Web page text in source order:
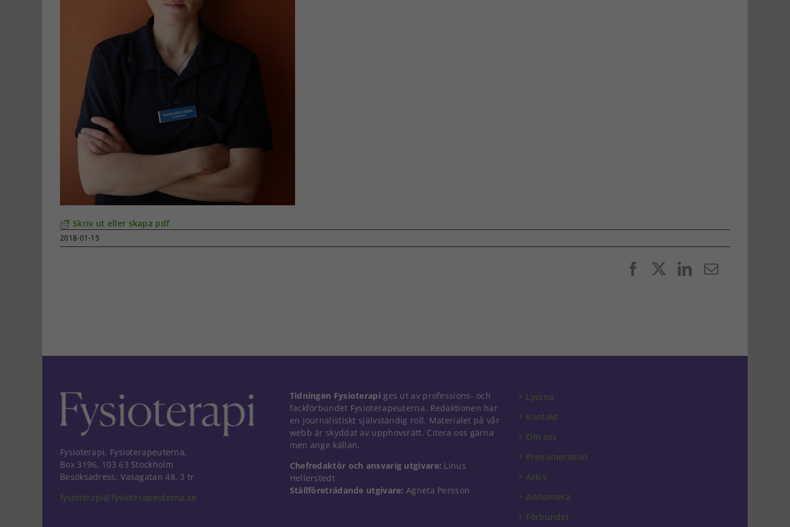
Skriv ut eller skapa pdf
2018-01-15
FacebookLinkedIn
E-
Fysioterapi, Fysioterapeuterna,
Box 3196, 103 63 Stockholm
Besöksadress: Vasagatan 48, 3 tr
fysioterapi@fysioterapeuterna.se
Tidningen Fysioterapi ges ut av professions- och
fackförbundet Fysioterapeuterna. Redaktionen har
en journalistiskt självständig roll. Materialet på vår
webb är skyddat av upphovsrätt. Citera oss gärna
men ange källan.
Chefredaktör och ansvarig utgivare: Linus
Hellerstedt
Ställföreträdande utgivare: Agneta Persson
Lyssna
Kontakt
Om oss
Prenumeration
Arkiv
Annonsera
Förbundet
Nödvändiga
Dessa kakor
går inte att
välja bort. De
behövs för
taget ska